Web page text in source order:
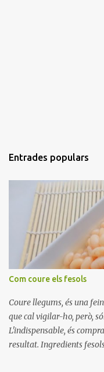
Entrades populars
Com coure els fesols
Coure llegums, és una
que cal vigilar-ho, però,
L'indispensable, és
resultat. Ingredients